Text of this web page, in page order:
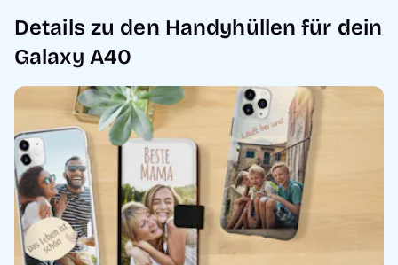
Details zu den Handyhüllen für dein
Galaxy A40